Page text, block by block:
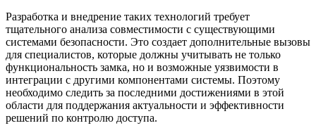
Разработка и внедрение таких технологий требует
тщательного анализа совместимости с существующими
системами безопасности. Это создает дополнительные вызовы
для специалистов, которые должны учитывать не только
функциональность замка, но и возможные уязвимости в
интеграции с другими компонентами системы. Поэтому
необходимо следить за последними достижениями в этой
области для поддержания актуальности и эффективности
решений по контролю доступа.